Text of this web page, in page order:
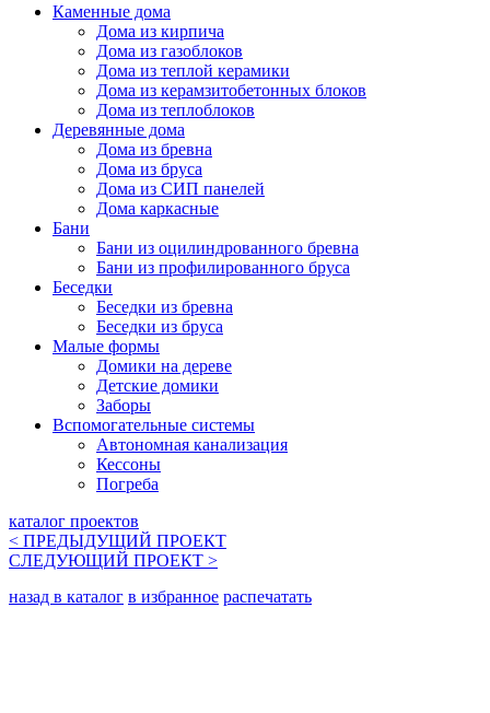
Каменные дома
Дома из кирпича
Дома из газоблоков
Дома из теплой керамики
Дома из керамзитобетонных блоков
Дома из теплоблоков
Деревянные дома
Дома из бревна
Дома из бруса
Дома из СИП панелей
Дома каркасные
Бани
Бани из оцилиндрованного бревна
Бани из профилированного бруса
Беседки
Беседки из бревна
Беседки из бруса
Малые формы
Домики на дереве
Детские домики
Заборы
Вспомогательные системы
Автономная канализация
Кессоны
Погреба
каталог проектов
< ПРЕДЫДУЩИЙ ПРОЕКТ
СЛЕДУЮЩИЙ ПРОЕКТ >
назад в каталог в избранное распечатать